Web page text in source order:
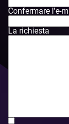
Confermare l'e-
La richiesta